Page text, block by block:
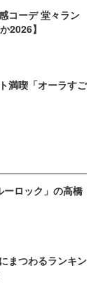
コーデ 堂々ラン
2026】
満喫「オーラすご
ーロック」の高橋
まつわるランキン